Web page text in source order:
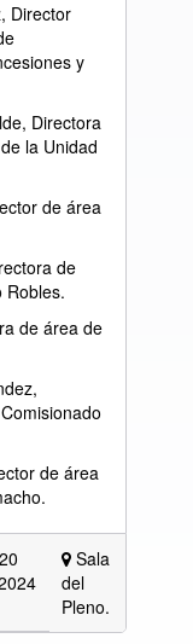
Director
y
Directora
la Unidad
de área
de
Robles.
de área de
de área
Sala
del
Pleno.